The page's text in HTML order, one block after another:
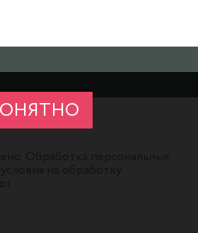
Обработка персональных
на обработку